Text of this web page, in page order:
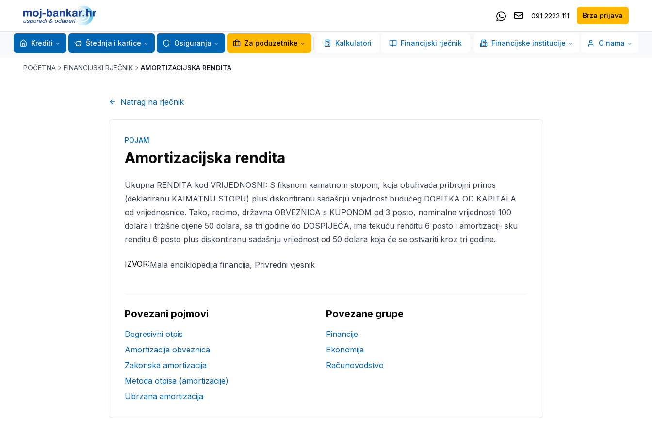
Kontaktirajte nas putem Whatsappa
091 2222 111 Brza prijava
Krediti Štednja i kartice Osiguranja Za poduzetnike Kalkulatori Financijski rječnik Financijske institucije O nama
POČETNA FINANCIJSKI RJEČNIK AMORTIZACIJSKA RENDITA
Natrag na rječnik
POJAM
Amortizacijska rendita
Ukupna RENDITA kod VRIJEDNOSNI: S fiksnom kamatnom stopom, koja obuhvaća pribrojni prinos
(deklariranu KAIMATNU STOPU) plus diskontiranu sadašnju vrijednost budućeg DOBITKA OD KAPITALA
od vrijednosnice. Tako, recimo, državna OBVEZNICA s KUPONOM od 3 posto, nominalne vrijednosti 100
dolara i tržišne cijene 50 dolara, sa tri godine do DOSPIJEĆA, ima tekuću renditu 6 posto i amortizacij- sku
renditu 6 posto plus diskontiranu sadašnju vrijednost od 50 dolara koja će se ostvariti kroz tri godine.
IZVOR:Mala enciklopedija financija, Privredni vjesnik
Povezani pojmovi
Degresivni otpis
Amortizacija obveznica
Zakonska amortizacija
Metoda otpisa (amortizacije)
Ubrzana amortizacija
Povezane grupe
Financije
Ekonomija
Računovodstvo